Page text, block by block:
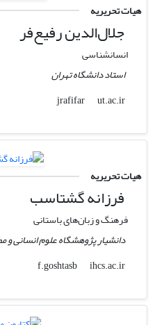
هیات تحریریه
جلال‌الدین رفیع‌فر
انسانشناسی
استاد دانشگاه تهران
jrafifar
ut.ac.ir
هیات تحریریه
فرزانه گشتاسب
فرهنگ و زبان‌های باستانی
دانشیار پژوهشگاه علوم انسانی و
f.goshtasb
ihcs.ac.ir